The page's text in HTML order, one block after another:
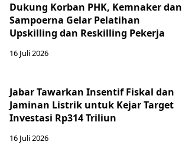
Dukung Korban PHK, Kemnaker dan
Sampoerna Gelar Pelatihan
Upskilling dan Reskilling Pekerja
16 Juli 2026
Jabar Tawarkan Insentif Fiskal dan
Jaminan Listrik untuk Kejar Target
Investasi Rp314 Triliun
16 Juli 2026